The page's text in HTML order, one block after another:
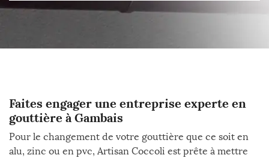
Faites engager une entreprise experte en
gouttière à Gambais
Pour le changement de votre gouttière que ce soit en
alu, zinc ou en pvc, Artisan Coccoli est prête à mettre